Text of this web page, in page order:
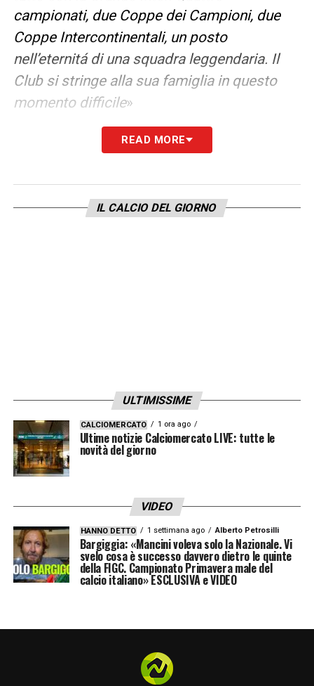
campionati, due Coppe dei Campioni, due
Coppe Intercontinentali, un posto
nell’eternitá di una squadra leggendaria. Il
Club si stringe alla sua famiglia in questo
momento difficile»
LA PLAYLIST DELLE NOSTRE TOP NEWS
READ MORE
IL CALCIO DEL GIORNO
ULTIMISSIME
CALCIOMERCATO 1 ora ago
Ultime notizie Calciomercato LIVE: tutte le
novità del giorno
VIDEO
HANNO DETTO 1 settimana ago Alberto Petrosilli
Bargiggia: «Mancini voleva solo la Nazionale. Vi
svelo cosa è successo davvero dietro le quinte
della FIGC. Campionato Primavera male del
calcio italiano» ESCLUSIVA e VIDEO